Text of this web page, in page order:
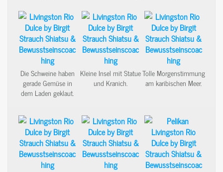
Die Schweine haben
gerade Gemüse in
dem Laden geklaut.
Kleine Insel mit Statue
und Kranich.
Tolle Morgenstimmung
am karibischen Meer.